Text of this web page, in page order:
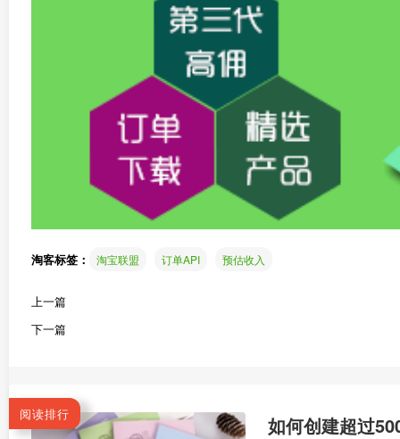
淘客标签： 淘宝联盟 订单API 预估收入
上一篇
下一篇
阅读排行 如何创建超过